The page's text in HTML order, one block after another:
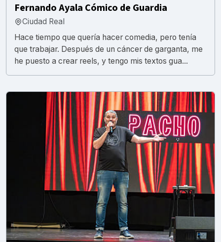
Fernando Ayala Cómico de Guardia
Ciudad Real
Hace tiempo que quería hacer comedia, pero tenía
que trabajar. Después de un cáncer de garganta, me
he puesto a crear reels, y tengo mis textos gua...